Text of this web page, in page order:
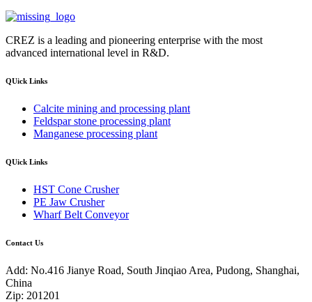
CREZ is a leading and pioneering enterprise with the most
advanced international level in R&D.
QUick Links
Calcite mining and processing plant
Feldspar stone processing plant
Manganese processing plant
QUick Links
HST Cone Crusher
PE Jaw Crusher
Wharf Belt Conveyor
Contact Us
Add: No.416 Jianye Road, South Jinqiao Area, Pudong, Shanghai,
China
Zip: 201201